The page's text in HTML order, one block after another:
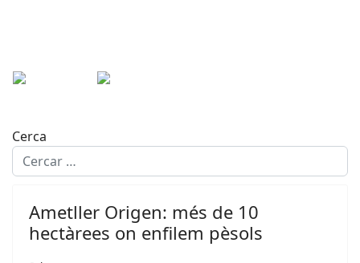
Cerca
Ametller Origen: més de 10
hectàrees on enfilem pèsols